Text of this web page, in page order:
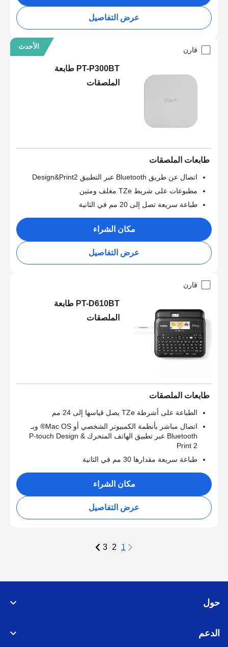
عرض التفاصيل
الأحدث قارن
PT-P300BT طابعة
الملصقات
طابعات الملصقات
اتصال عن طريق Bluetooth عبر التطبيق Design&Print2
مطبوعات على شريط TZe مغلف ومتين
طباعة سريعة تصل إلى 20 مم في الثانية
مكان الشراء
عرض التفاصيل
قارن
PT-D610BT طابعة
الملصقات
طابعات الملصقات
الطباعة على أشرطة TZe يصل قياسها إلى 24 مم
اتصال مباشر بأنظمة الكمبيوتر الشخصي أو Mac OS® وبـ
Bluetooth عبر تطبيق الهاتف المتحرك P-touch Design &
Print 2
طباعة سريعة مقدارها 30 مم في الثانية
مكان الشراء
عرض التفاصيل
1
حول
الدعم